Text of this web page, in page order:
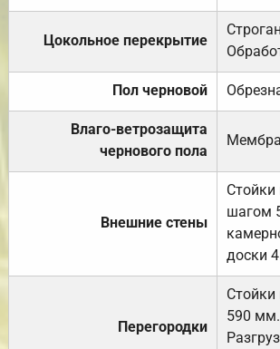
Цокольное перекрытие
Пол черновой
Влаго-ветрозащита
чернового пола
Внешние стены
Стойки
шагом
доски
Перегородки
590